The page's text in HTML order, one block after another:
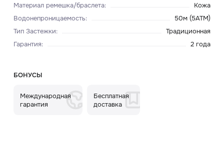
Материал ремешка/браслета:
Кожа
Водонепроницаемость:
50м (5ATM)
Тип Застежки:
Традиционная
Гарантия: 2 года
БОНУСЫ
Международная
гарантия
Бесплатная
доставка